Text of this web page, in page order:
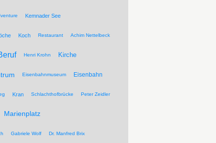
Kemnader See
Koch Restaurant Achim Nettelbeck
Henri Krohn Kirche
Eisenbahnmuseum Eisenbahn
Kran Schlachthofbrücke Peter Zeidler
Marienplatz
Gabriele Wolf Dr. Manfred Brix